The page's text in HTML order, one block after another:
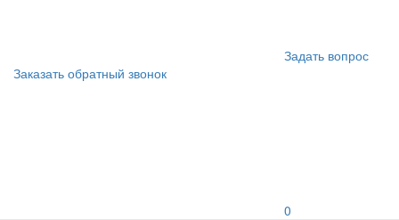
Задать вопрос
Заказать обратный звонок
0